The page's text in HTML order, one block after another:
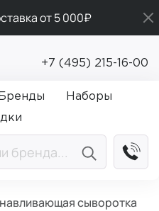
от 5 000₽
ПРИВЕТ
заказ от 5 000₽
+7 (495) 215-16-00
Бренды
Наборы
сыворотка